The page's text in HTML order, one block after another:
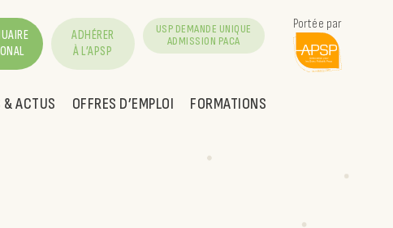
& ACTUS OFFRES D’EMPLOI FORMATIONS
ADHÉRER
À L’APSP
USP DEMANDE UNIQUE
ADMISSION PACA
Portée par